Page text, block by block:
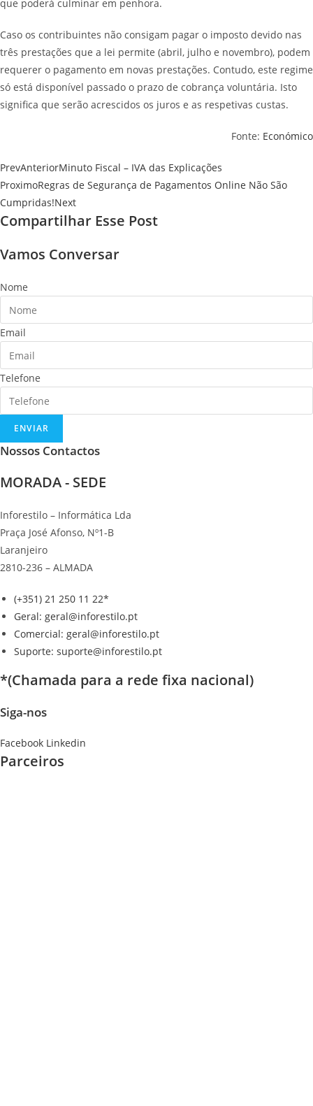
que poderá culminar em penhora.
Caso os contribuintes não consigam pagar o imposto devido nas
três prestações que a lei permite (abril, julho e novembro), podem
requerer o pagamento em novas prestações. Contudo, este regime
só está disponível passado o prazo de cobrança voluntária. Isto
significa que serão acrescidos os juros e as respetivas custas.
Fonte: Económico
PrevAnteriorMinuto Fiscal – IVA das Explicações
ProximoRegras de Segurança de Pagamentos Online Não São
Cumpridas!Next
Compartilhar Esse Post
Vamos Conversar
Nome
Email
Telefone
ENVIAR
Nossos Contactos
MORADA - SEDE
Inforestilo – Informática Lda
Praça José Afonso, Nº1-B
Laranjeiro
2810-236 – ALMADA
(+351) 21 250 11 22*
Geral: geral@inforestilo.pt
Comercial: geral@inforestilo.pt
Suporte: suporte@inforestilo.pt
*(Chamada para a rede fixa nacional)
Siga-nos
Facebook Linkedin
Parceiros